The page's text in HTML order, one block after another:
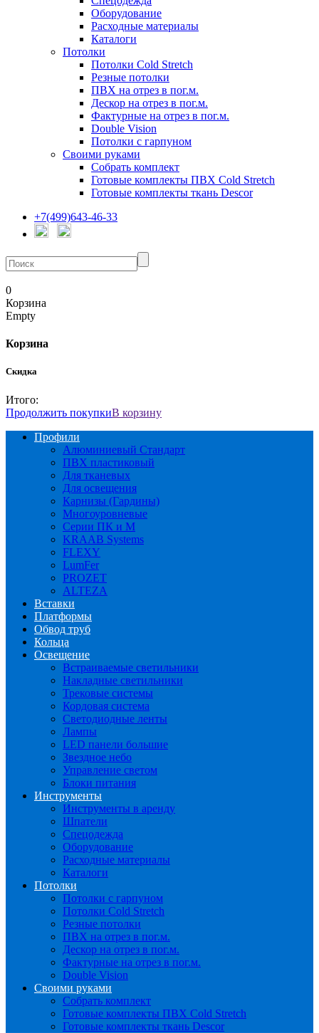
Оборудование
Расходные материалы
Каталоги
Потолки
Потолки Cold Stretch
Резные потолки
ПВХ на отрез в пог.м.
Дескор на отрез в пог.м.
Фактурные на отрез в пог.м.
Double Vision
Потолки с гарпуном
Своими руками
Собрать комплект
Готовые комплекты ПВХ Cold Stretch
Готовые комплекты ткань Descor
+7(499)643-46-33
0
Корзина
Empty
Корзина
Скидка
Итого:
Продолжить покупкиВ корзину
Профили
Алюминиевый Стандарт
ПВХ пластиковый
Для тканевых
Для освещения
Карнизы (Гардины)
Многоуровневые
Серии ПК и М
KRAAB Systems
FLEXY
LumFer
PROZET
ALTEZA
Вставки
Платформы
Обвод труб
Кольца
Освещение
Встраиваемые светильники
Накладные светильники
Трековые системы
Кордовая система
Светодиодные ленты
Лампы
LED панели большие
Звездное небо
Управление светом
Блоки питания
Инструменты
Инструменты в аренду
Шпатели
Спецодежда
Оборудование
Расходные материалы
Каталоги
Потолки
Потолки с гарпуном
Потолки Cold Stretch
Резные потолки
ПВХ на отрез в пог.м.
Дескор на отрез в пог.м.
Фактурные на отрез в пог.м.
Double Vision
Своими руками
Собрать комплект
Готовые комплекты ПВХ Cold Stretch
Готовые комплекты ткань Descor